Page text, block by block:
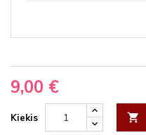
9,00 €
Kiekis 